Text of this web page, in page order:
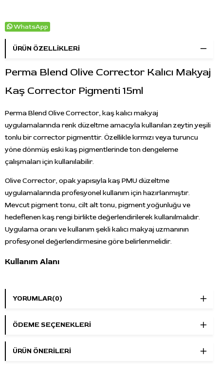
WhatsApp
ÜRÜN ÖZELLIKLERI
Perma Blend Olive Corrector Kalıcı Makyaj
Kaş Corrector Pigmenti 15ml
Perma Blend Olive Corrector, kaş kalıcı makyaj
uygulamalarında renk düzeltme amacıyla kullanılan zeytin yeşili
tonlu bir corrector pigmenttir. Özellikle kırmızı veya turuncu
yöne dönmüş eski kaş pigmentlerinde ton dengeleme
çalışmaları için kullanılabilir.
Olive Corrector, opak yapısıyla kaş PMU düzeltme
uygulamalarında profesyonel kullanım için hazırlanmıştır.
Mevcut pigment tonu, cilt alt tonu, pigment yoğunluğu ve
hedeflenen kaş rengi birlikte değerlendirilerek kullanılmalıdır.
Uygulama oranı ve kullanım şekli kalıcı makyaj uzmanının
profesyonel değerlendirmesine göre belirlenmelidir.
Kullanım Alanı
nötralizasyonu ve kaş pigment karışımı çalışmalarında
pigmenti olarak değerlendirilmemelidir.
Öne Çıkan Özellikler
YORUMLAR(0)
ÖDEME SEÇENEKLERI
ÜRÜN ÖNERILERI